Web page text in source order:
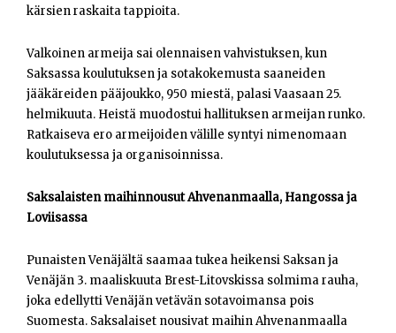
kärsien raskaita tappioita.
Valkoinen armeija sai olennaisen vahvistuksen, kun
Saksassa koulutuksen ja sotakokemusta saaneiden
jääkäreiden pääjoukko, 950 miestä, palasi Vaasaan 25.
helmikuuta. Heistä muodostui hallituksen armeijan runko.
Ratkaiseva ero armeijoiden välille syntyi nimenomaan
koulutuksessa ja organisoinnissa.
Saksalaisten maihinnousut Ahvenanmaalla, Hangossa ja
Loviisassa
Punaisten Venäjältä saamaa tukea heikensi Saksan ja
Venäjän 3. maaliskuuta Brest-Litovskissa solmima rauha,
joka edellytti Venäjän vetävän sotavoimansa pois
Suomesta. Saksalaiset nousivat maihin Ahvenanmaalla